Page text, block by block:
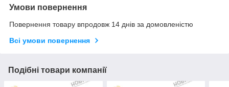
Умови повернення
Повернення товару впродовж 14 днів за домовленістю
Всі умови повернення
Подібні товари компанії